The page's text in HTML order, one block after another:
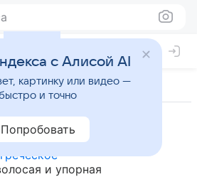
греческое
и упорная
с Алисой AI
картинку или видео —
и точно
Попробовать